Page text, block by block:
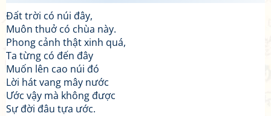
Đất trời có núi đây,
Muôn thuở có chùa này.
Phong cảnh thật xinh quá,
Ta từng có đến đây
Muốn lên cao núi đó
Lời hát vang mây nước
Ước vậy mà không được
Sự đời đâu tựa ước.